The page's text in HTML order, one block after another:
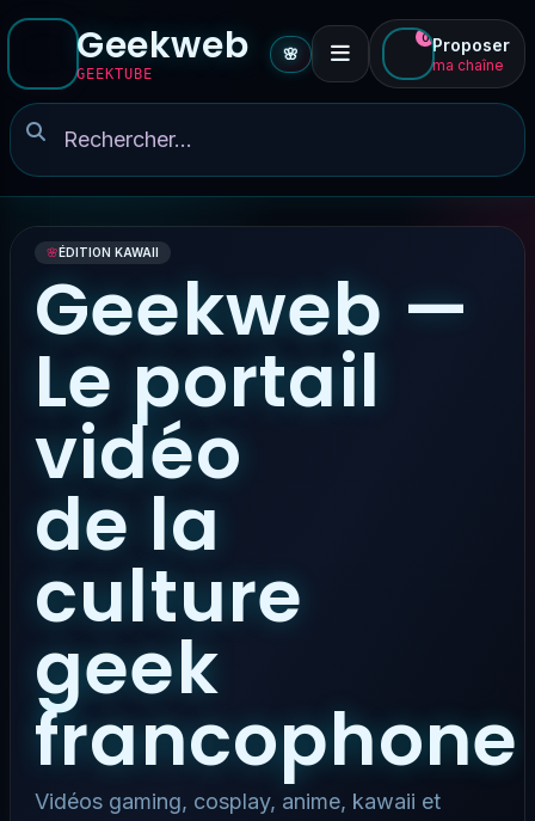
Geekweb
GEEKTUBE
🌸
0 Proposer
ma chaîne
🌸ÉDITION KAWAII
Geekweb —
Le portail
vidéo
de la
culture
geek
francophone
Vidéos gaming, cosplay, anime, kawaii et